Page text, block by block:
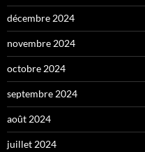
décembre 2024
novembre 2024
octobre 2024
septembre 2024
août 2024
juillet 2024